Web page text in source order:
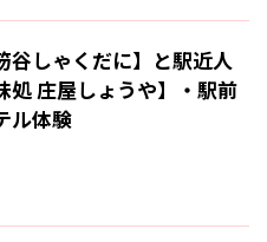
谷しゃくだに】と駅近人
処 庄屋しょうや】・駅前
ル体験